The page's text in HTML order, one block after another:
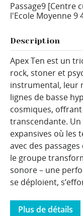
Passage9 [Centre
l'Ecole Moyenne 9
Description
Apex Ten est un
rock, stoner et
instrumental, leur
lignes de basse
cosmiques,
transcendante.
expansives où les
avec des
le groupe
sonore – une
se déploient,
Plus de détails